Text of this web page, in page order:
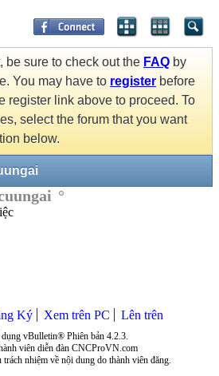
be sure to check out the FAQ by
You may have to register before
register link above to proceed. To
select the forum that you want
below.
Ký Xem trên PC Lên trên
vBulletin® Phiên bản 4.2.3.
viên diễn đàn CNCProVN.com
nhiệm về nội dung do thành viên đăng.